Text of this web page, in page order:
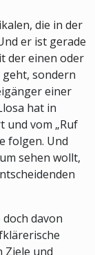
die in der
er ist gerade
der einen oder
sondern
einer
hat in
und vom „Ruf
folgen. Und
sehen wollt,
doch davon
Ziele und